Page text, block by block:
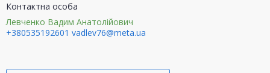
Контактна особа
Левченко Вадим Анатолійович
+380535192601 vadlev76@meta.ua